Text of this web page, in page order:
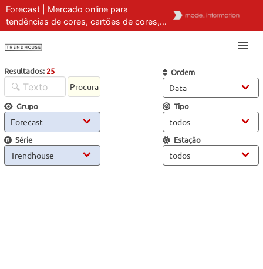
Forecast | Mercado online para
tendências de cores, cartões de cores,
ferramentas de cores | Previsão e análise
Resultados:25
Procura
Ordem
Grupo Tipo
Série Estação